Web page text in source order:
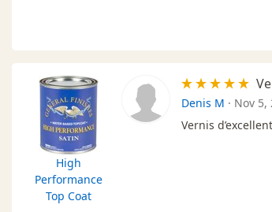
High
Performance
Top Coat
Denis M · Nov 5,
Vernis